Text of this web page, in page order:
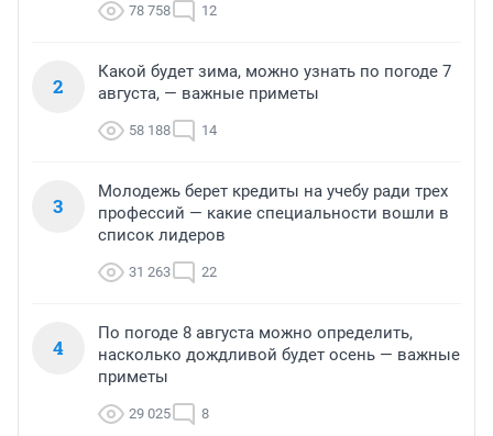
78 758 12
2
Какой будет зима, можно узнать по погоде 7
августа, — важные приметы
58 188 14
3
Молодежь берет кредиты на учебу ради трех
профессий — какие специальности вошли в
список лидеров
31 263 22
4
По погоде 8 августа можно определить,
насколько дождливой будет осень — важные
приметы
29 025 8